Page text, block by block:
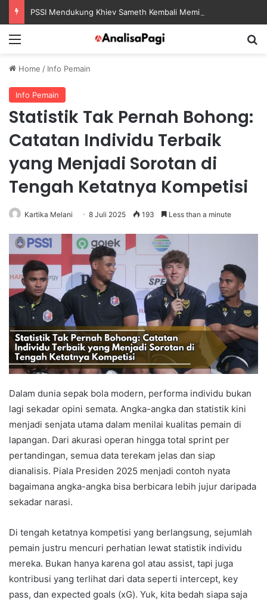
Home / Info Pemain
Info Pemain
Statistik Tak Pernah Bohong:
Catatan Individu Terbaik
yang Menjadi Sorotan di
Tengah Ketatnya Kompetisi
Kartika Melani 8 Juli 2025 193 Less than a minute
Dalam dunia sepak bola modern, performa individu bukan
lagi sekadar opini semata. Angka-angka dan statistik kini
menjadi senjata utama dalam menilai kualitas pemain di
lapangan. Dari akurasi operan hingga total sprint per
pertandingan, semua data terekam jelas dan siap
dianalisis. Piala Presiden 2025 menjadi contoh nyata
bagaimana angka-angka bisa berbicara lebih jujur daripada
sekadar narasi.
Di tengah ketatnya kompetisi yang berlangsung, sejumlah
pemain justru mencuri perhatian lewat statistik individu
mereka. Bukan hanya karena gol atau assist, tapi juga
kontribusi yang terlihat dari data seperti intercept, key
pass, dan expected goals (xG). Yuk, kita bedah siapa saja